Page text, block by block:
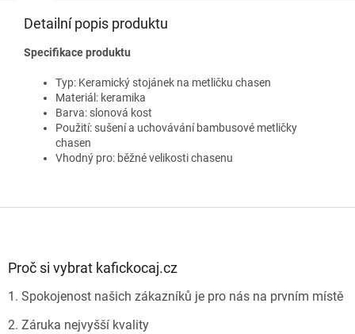
Detailní popis produktu
Specifikace produktu
Typ: Keramický stojánek na metličku chasen
Materiál: keramika
Barva: slonová kost
Použití: sušení a uchovávání bambusové metličky
chasen
Vhodný pro: běžné velikosti chasenu
Proč si vybrat kafickocaj.cz
1. Spokojenost našich zákazníků je pro nás na prvním místě
2. Záruka nejvyšší kvality